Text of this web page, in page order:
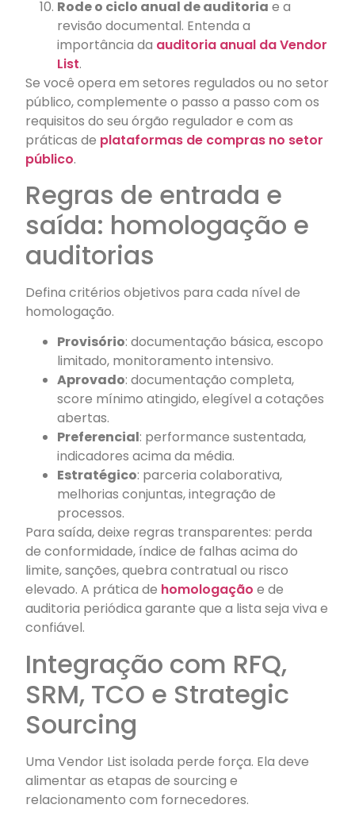
Rode o ciclo anual de auditoria e a
revisão documental. Entenda a
importância da auditoria anual da Vendor
List.
Se você opera em setores regulados ou no setor
público, complemente o passo a passo com os
requisitos do seu órgão regulador e com as
práticas de plataformas de compras no setor
público.
Regras de entrada e
saída: homologação e
auditorias
Defina critérios objetivos para cada nível de
homologação.
Provisório: documentação básica, escopo
limitado, monitoramento intensivo.
Aprovado: documentação completa,
score mínimo atingido, elegível a cotações
abertas.
Preferencial: performance sustentada,
indicadores acima da média.
Estratégico: parceria colaborativa,
melhorias conjuntas, integração de
processos.
Para saída, deixe regras transparentes: perda
de conformidade, índice de falhas acima do
limite, sanções, quebra contratual ou risco
elevado. A prática de homologação e de
auditoria periódica garante que a lista seja viva e
confiável.
Integração com RFQ,
SRM, TCO e Strategic
Sourcing
Uma Vendor List isolada perde força. Ela deve
alimentar as etapas de sourcing e
relacionamento com fornecedores.